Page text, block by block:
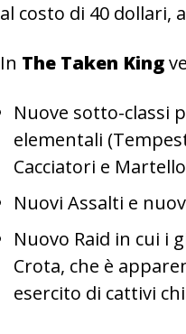
al costo di 40 dollari,
In The Taken King
Nuove sotto-classi
elementali
Cacciatori e
Nuovi Assalti e
Nuovo Raid in cui i
Crota, che è
esercito di cattivi